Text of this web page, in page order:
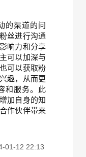
的渠道的问
丝进行沟通
响力和分享
可以加深与
可以获取粉
趣，从而更
和服务。此
加自身的知
作伙伴带来
01-12 22:13